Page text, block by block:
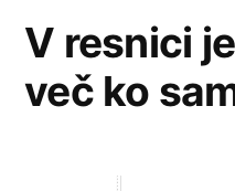
V resnici
več ko